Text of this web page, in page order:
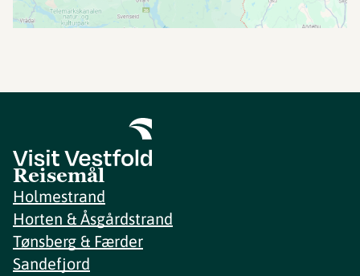
Reisemål
Holmestrand
Horten & Åsgårdstrand
Tønsberg & Færder
Sandefjord